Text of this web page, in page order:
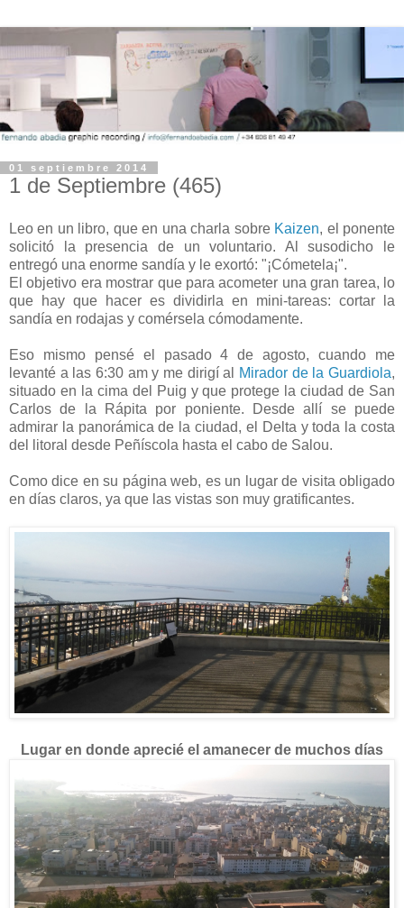
01 septiembre 2014
1 de Septiembre (465)
Leo en un libro, que en una charla sobre Kaizen, el ponente
solicitó la presencia de un voluntario. Al susodicho le
entregó una enorme sandía y le exortó: "¡Cómetela¡".
El objetivo era mostrar que para acometer una gran tarea, lo
que hay que hacer es dividirla en mini-tareas: cortar la
sandía en rodajas y comérsela cómodamente.
Eso mismo pensé el pasado 4 de agosto, cuando me
levanté a las 6:30 am y me dirigí al
Mirador de la Guardiola,
situado en la cima del Puig y que protege la ciudad de San
Carlos de la Rápita por poniente. Desde allí se puede
admirar la panorámica de la ciudad, el Delta y toda la costa
del litoral desde Peñíscola hasta el cabo de Salou.
Como dice en su página web, es un lugar de visita obligado
en días claros, ya que las vistas son muy gratificantes.
Lugar en donde aprecié el amanecer de muchos días